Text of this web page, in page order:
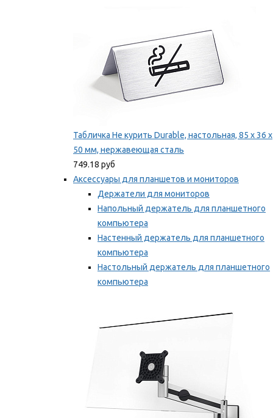
Табличка Не курить Durable, настольная, 85 x 36 x
50 мм, нержавеющая сталь
749.18 руб
Аксессуары для планшетов и мониторов
Держатели для мониторов
Напольный держатель для планшетного
компьютера
Настенный держатель для планшетного
компьютера
Настольный держатель для планшетного
компьютера